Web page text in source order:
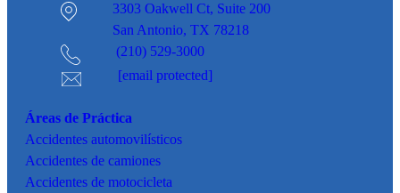
3303 Oakwell Ct, Suite 200
San Antonio, TX 78218
(210) 529-3000
[email protected]
Áreas de Práctica
Accidentes automovilísticos
Accidentes de camiones
Accidentes de motocicleta